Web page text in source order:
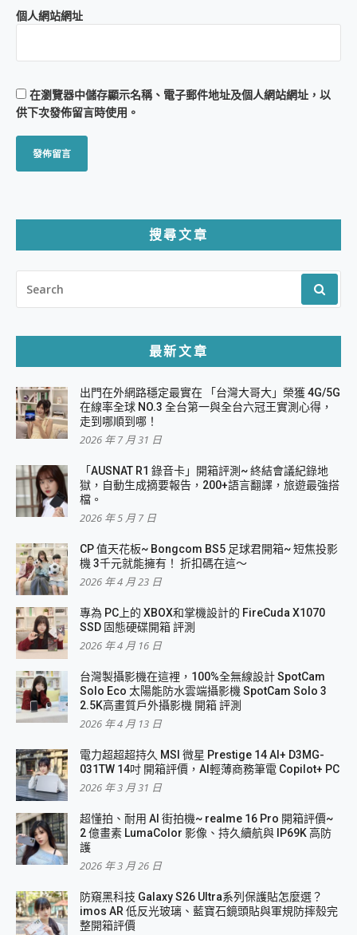
個人網站網址
在瀏覽器中儲存顯示名稱、電子郵件地址及個人網站網址，以
供下次發佈留言時使用。
搜尋文章
FOR:
最新文章
出門在外網路穩定最實在 「台灣大哥大」榮獲 4G/5G
在線率全球 NO.3 全台第一與全台六冠王實測心得，
走到哪順到哪！
2026 年 7 月 31 日
「AUSNAT R1 錄音卡」開箱評測~ 終結會議紀錄地
獄，自動生成摘要報告，200+語言翻譯，旅遊最強搭
檔。
2026 年 5 月 7 日
CP 值天花板~ Bongcom BS5 足球君開箱~ 短焦投影
機 3千元就能擁有！ 折扣碼在這～
2026 年 4 月 23 日
專為 PC上的 XBOX和掌機設計的 FireCuda X1070
SSD 固態硬碟開箱 評測
2026 年 4 月 16 日
台灣製攝影機在這裡，100%全無線設計 SpotCam
Solo Eco 太陽能防水雲端攝影機 SpotCam Solo 3
2.5K高畫質戶外攝影機 開箱 評測
2026 年 4 月 13 日
電力超超超持久 MSI 微星 Prestige 14 AI+ D3MG-
031TW 14吋 開箱評價，AI輕薄商務筆電 Copilot+ PC
2026 年 3 月 31 日
超懂拍、耐用 AI 街拍機~ realme 16 Pro 開箱評價~
2 億畫素 LumaColor 影像、持久續航與 IP69K 高防
護
2026 年 3 月 26 日
防窺黑科技 Galaxy S26 Ultra系列保護貼怎麼選？
imos AR 低反光玻璃、藍寶石鏡頭貼與軍規防摔殼完
整開箱評價